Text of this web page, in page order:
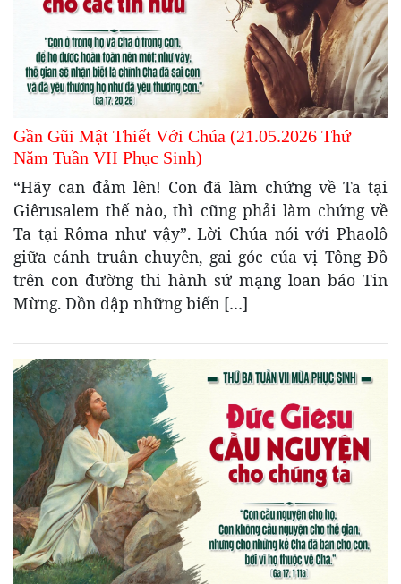
Gần Gũi Mật Thiết Với Chúa (21.05.2026 Thứ
Năm Tuần VII Phục Sinh)
“Hãy can đảm lên! Con đã làm chứng về Ta tại
Giêrusalem thế nào, thì cũng phải làm chứng về
Ta tại Rôma như vậy”. Lời Chúa nói với Phaolô
giữa cảnh truân chuyên, gai góc của vị Tông Đồ
trên con đường thi hành sứ mạng loan báo Tin
Mừng. Dồn dập những biến […]